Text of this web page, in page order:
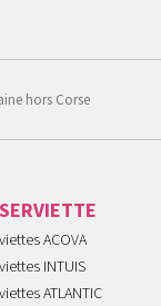
hors Corse
ACOVA
INTUIS
ATLANTIC